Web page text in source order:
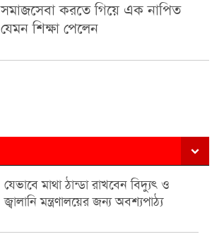
সমাজসেবা করতে গিয়ে এক নাপিত
যেমন শিক্ষা পেলেন
যেভাবে মাথা ঠান্ডা রাখবেন বিদ্যুৎ ও
জ্বালানি মন্ত্রণালয়ের জন্য অবশ্যপাঠ্য